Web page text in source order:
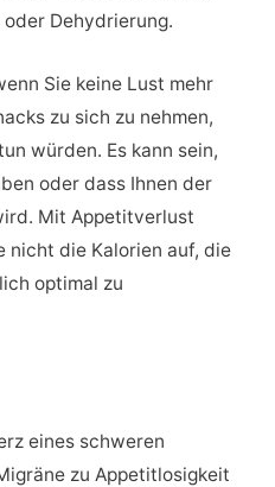
Dehydrierung.
Sie keine Lust mehr
zu sich zu nehmen,
würden. Es kann sein,
oder dass Ihnen der
Mit Appetitverlust
nicht die Kalorien auf, die
optimal zu
eines schweren
zu Appetitlosigkeit